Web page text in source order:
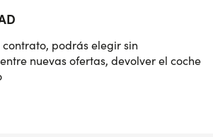
podrás elegir sin
nuevas ofertas, devolver el coche